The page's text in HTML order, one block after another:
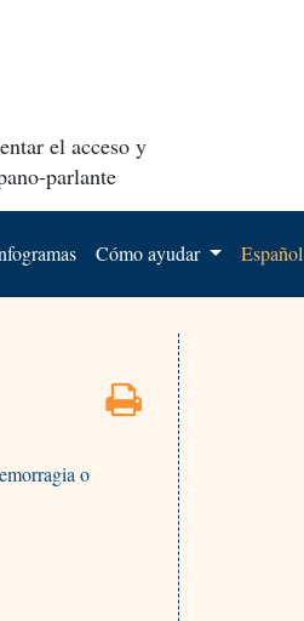
el acceso y
parlante
Cómo ayudar Español
o